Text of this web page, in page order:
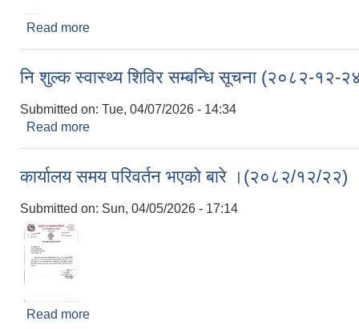
Read more
नि शुल्क स्वास्थ्य शिविर सम्बन्धि सूचना (२०८२-१२-
Submitted on: Tue, 04/07/2026 - 14:34
Read more
कार्यालय समय परिवर्तन भएको बारे ।(२०८२/१२/२२)
Submitted on: Sun, 04/05/2026 - 17:14
Read more